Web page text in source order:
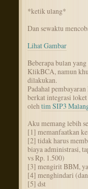
*ketik ulang*
Dan sewaktu
Lihat Gambar
Beberapa bulan
KlikBCA, namun
dilakukan.
Padahal
berkat integrasi loket
olehtim SIP3
Aku memang lebih
[1] memanfaatkan
[2] tidak harus
biaya administrasi,
vs Rp. 1.500)
[3] mengirit BBM,
[4] menghindari
[5] dst